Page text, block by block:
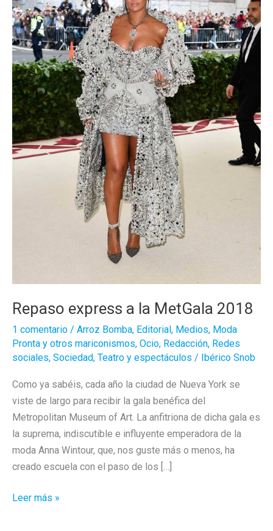
Repaso express a la MetGala 2018
1 comentario / Arroz Bomba, Editorial, Medios, Moda
Pronta y otros mariconismos, Ocio, Redacción, Redes
sociales, Sociedad, Teatro y espectáculos / Ibérico Snob
Como ya sabéis, cada año la ciudad de Nueva York se
viste de largo para recibir la gala benéfica del
Metropolitan Museum of Art. La anfitriona de dicha gala es
la suprema, indiscutible e influyente emperadora de la
moda Anna Wintour, que, nos guste más o menos, ha
creado escuela con el paso de los […]
Repaso
Leer más »